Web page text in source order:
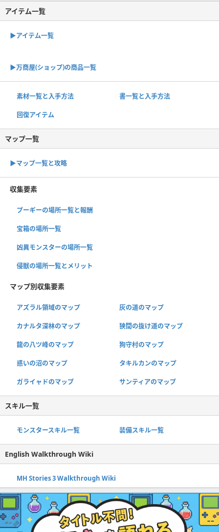
アイテム一覧
▶アイテム一覧
▶︎万商屋(ショップ)の商品一覧
素材一覧と入手方法 書一覧と入手方法
回復アイテム
マップ一覧
▶︎マップ一覧と攻略
収集要素
プーギーの場所一覧と報酬
宝箱の場所一覧
凶異モンスターの場所一覧
侵獣の場所一覧とメリット
マップ別収集要素
アズラル領域のマップ 灰の道のマップ
カナルタ深林のマップ 狭間の抜け道のマップ
龍の八ツ峰のマップ 狗守村のマップ
惑いの沼のマップ タキルカンのマップ
ガライャドのマップ サンティアのマップ
スキル一覧
モンスタースキル一覧 装備スキル一覧
English Walkthrough Wiki
MH Stories 3 Walkthrough Wiki